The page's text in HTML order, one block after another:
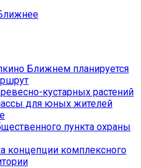
Ближнем планируется
кустарных растений
для юных жителей
пункта охраны
концепции комплексного